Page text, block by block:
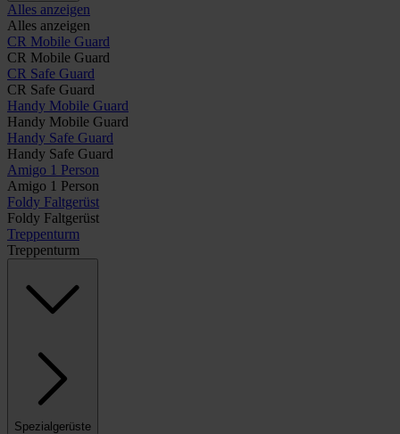
Alles anzeigen
Alles anzeigen
CR Mobile Guard
CR Mobile Guard
CR Safe Guard
CR Safe Guard
Handy Mobile Guard
Handy Mobile Guard
Handy Safe Guard
Handy Safe Guard
Amigo 1 Person
Amigo 1 Person
Foldy Faltgerüst
Foldy Faltgerüst
Treppenturm
Treppenturm
Spezialgerüste